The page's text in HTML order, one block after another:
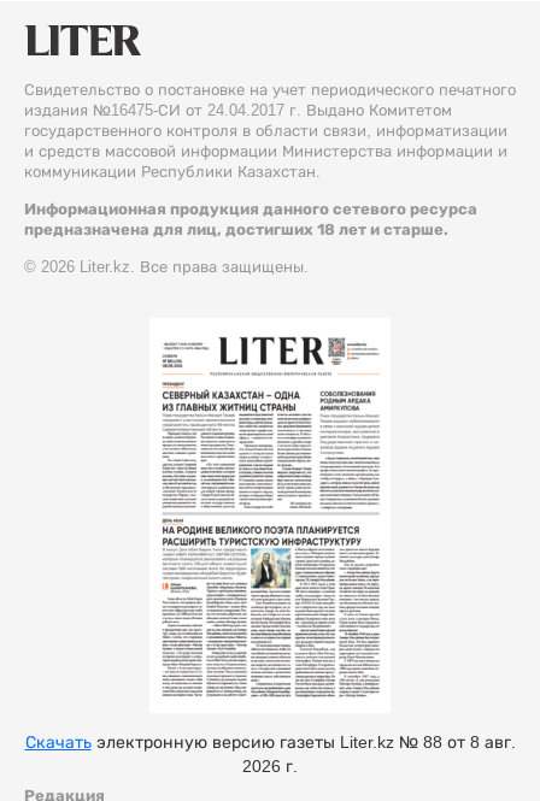
Свидетельство о постановке на учет периодического печатного
издания №16475-СИ от 24.04.2017 г. Выдано Комитетом
государственного контроля в области связи, информатизации
и средств массовой информации Министерства информации и
коммуникации Республики Казахстан.
Информационная продукция данного сетевого ресурса
предназначена для лиц, достигших 18 лет и старше.
© 2026 Liter.kz. Все права защищены.
Редакция
Скачатьэлектронную версию газеты Liter.kz № 88 от 8 авг.
2026 г.